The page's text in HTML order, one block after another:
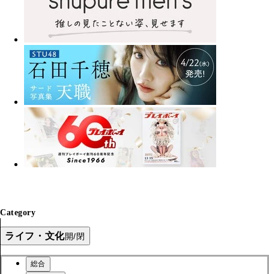
Category
ライフ・文化開/閉
総合